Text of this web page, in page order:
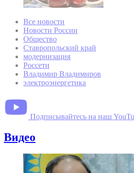
Все новости
Новости России
Общество
Ставропольский край
модернизация
Россети
Владимир Владимиров
электроэнергетика
Подписывайтесь на наш
Видео